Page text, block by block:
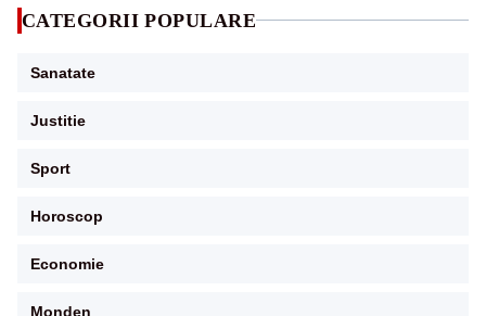
CATEGORII POPULARE
Sanatate
Justitie
Sport
Horoscop
Economie
Monden